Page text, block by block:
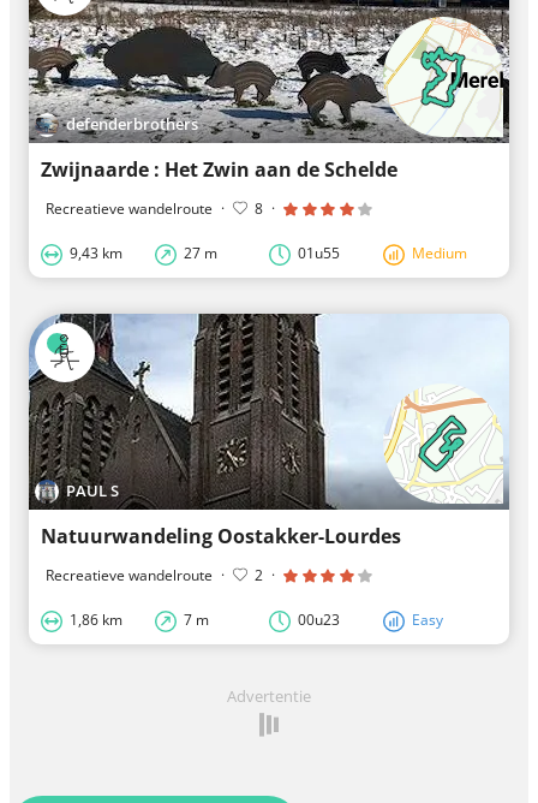
defenderbrothers
Zwijnaarde : Het Zwin aan de Schelde
Recreatieve wandelroute · 8 ·
9,43 km 27 m 01u55 Medium
PAUL S
Natuurwandeling Oostakker-Lourdes
Recreatieve wandelroute · 2 ·
1,86 km 7 m 00u23 Easy
Advertentie